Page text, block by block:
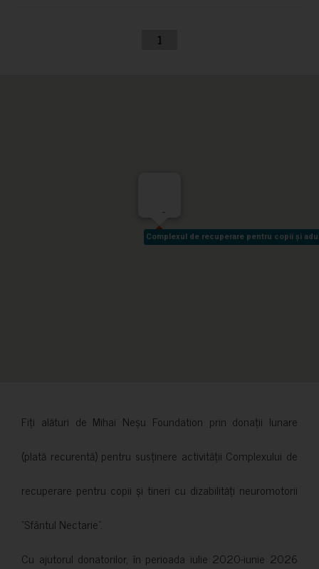
1
Complexul de recuperare pentru copii și
Complexul de recuperare pentru copii și
-
Fiți alături de Mihai Neșu Foundation prin donații lunare
(plată recurentă) pentru susținere activității Complexului de
recuperare pentru copii și tineri cu dizabilități neuromotorii
”Sfântul Nectarie”.
Cu ajutorul donatorilor, în perioada iulie 2020-iunie 2026